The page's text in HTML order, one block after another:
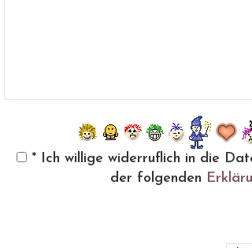
* Ich willige widerruflich in die
der folgenden